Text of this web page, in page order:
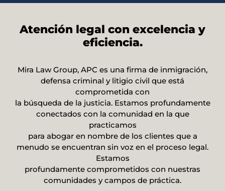
Atención legal con excelencia y
eficiencia.
Mira Law Group, APC es una firma de inmigración,
defensa criminal y litigio civil que está
comprometida con
la búsqueda de la justicia. Estamos profundamente
conectados con la comunidad en la que
practicamos
para abogar en nombre de los clientes que a
menudo se encuentran sin voz en el proceso legal.
Estamos
profundamente comprometidos con nuestras
comunidades y campos de práctica.